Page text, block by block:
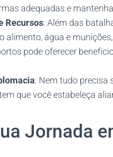
adequadas e
Recursos: Além das
alimento, água e
pode oferecer
: Nem tudo precisa
que você estabeleça
Jornada